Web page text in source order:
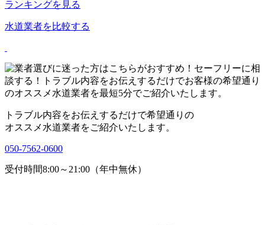
ランキングを見る
水道業者を比較する
トラブル内容をお伝えするだけで希望通りの
オススメ水道業者をご紹介いたします。
050-7562-0600
受付時間8:00～21:00（年中無休）